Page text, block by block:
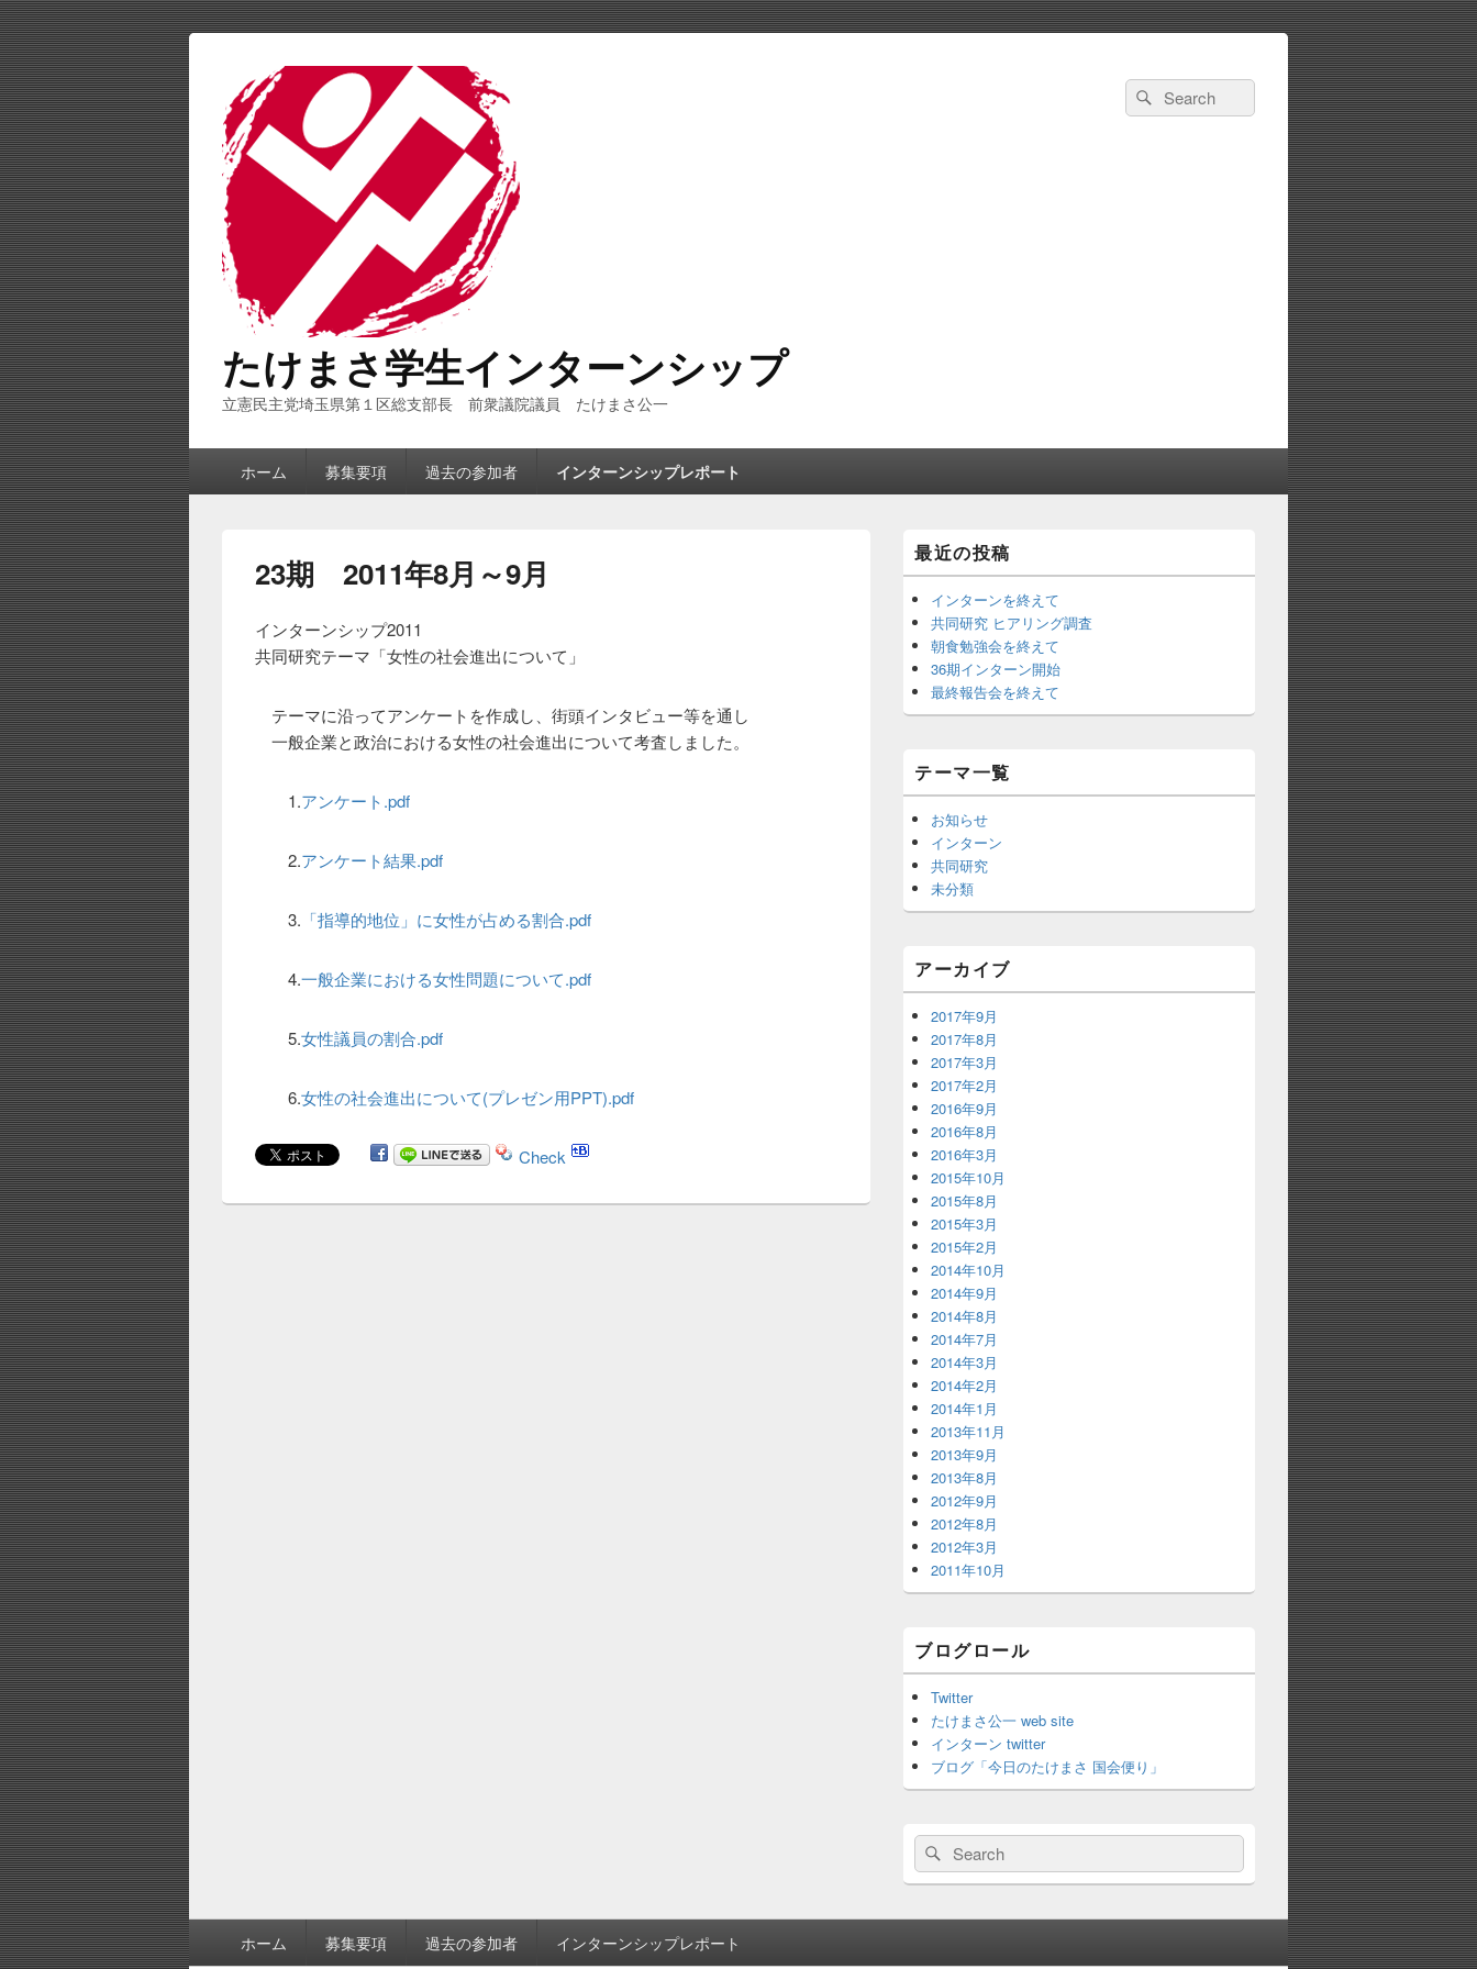
たけまさ学生インターンシップ
立憲民主党埼玉県第１区総支部長 前衆議院議員 たけまさ公一
Search
for:
Search
ホーム 募集要項 過去の参加者 インターンシップレポート
23期 2011年8月～9月
インターンシップ2011
共同研究テーマ「女性の社会進出について」
テーマに沿ってアンケートを作成し、街頭インタビュー等を通し
一般企業と政治における女性の社会進出について考査しました。
1.アンケート.pdf
2.アンケート結果.pdf
3. 「指導的地位」に女性が占める割合.pdf
4.一般企業における女性問題について.pdf
5.女性議員の割合.pdf
6.女性の社会進出について(プレゼン用PPT).pdf
Check
Primary
Sidebar
最近の投稿
インターンを終えて
共同研究 ヒアリング調査
朝食勉強会を終えて
36期インターン開始
最終報告会を終えて
テーマ一覧
お知らせ
インターン
共同研究
未分類
アーカイブ
2017年9月
2017年8月
2017年3月
2017年2月
2016年9月
2016年8月
2016年3月
2015年10月
2015年8月
2015年3月
2015年2月
2014年10月
2014年9月
2014年8月
2014年7月
2014年3月
2014年2月
2014年1月
2013年11月
2013年9月
2013年8月
2012年9月
2012年8月
2012年3月
2011年10月
ブログロール
Twitter
たけまさ公一 web site
インターン twitter
ブログ「今日のたけまさ 国会便り」
Search
for:
Search
ホーム 募集要項 過去の参加者 インターンシップレポート